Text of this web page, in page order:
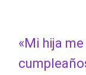
«Mi hija